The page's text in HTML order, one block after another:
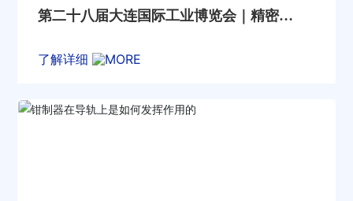
第二十八届大连国际工业博览会｜精密传
了解详细